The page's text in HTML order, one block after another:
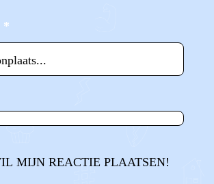
*
MIJN REACTIE PLAATSEN!